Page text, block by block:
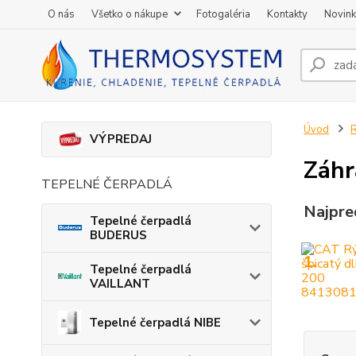
O nás Všetko o nákupe Fotogaléria Kontakty
VÝPREDAJ
TEPELNÉ ČERPADLÁ
Tepelné čerpadlá
BUDERUS
Tepelné čerpadlá
VAILLANT
Tepelné čerpadlá NIBE
Úvod
1.